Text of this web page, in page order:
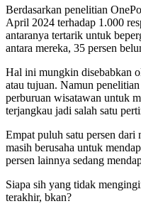
Berdasarkan penelitian
April 2024 terhadap 1.000
antaranya tertarik untuk
antara mereka, 35 persen
Hal ini mungkin disebabkan
atau tujuan. Namun
perburuan wisatawan untuk
terjangkau jadi salah satu
Empat puluh satu persen dari
masih berusaha untuk
persen lainnya sedang
Siapa sih yang tidak
terakhir, bkan?